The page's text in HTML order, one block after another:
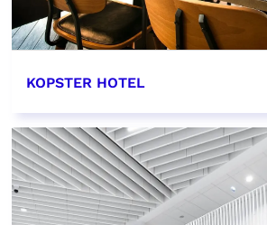
KOPSTER HOTEL
EN SAVOIR PLUS